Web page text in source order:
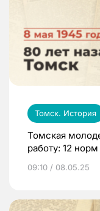
Томск. История
Томская
работу: 12
09:10 / 08.05.25